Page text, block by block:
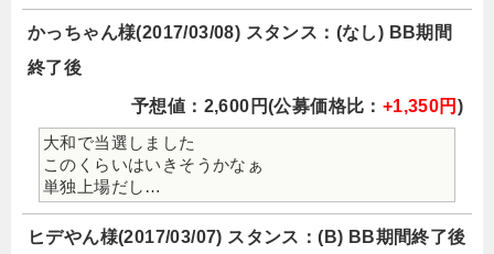
かっちゃん様(2017/03/08) スタンス：(なし) BB期間
終了後
予想値：2,600円(公募価格比： +1,350円 )
大和で当選しました
このくらいはいきそうかなぁ
単独上場だし…
ヒデやん様(2017/03/07) スタンス：(B) BB期間終了後